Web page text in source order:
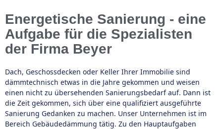
Energetische Sanierung - eine
Aufgabe für die Spezialisten
der Firma Beyer
Dach, Geschossdecken oder Keller Ihrer Immobilie sind
dämmtechnisch etwas in die Jahre gekommen und weisen
einen nicht zu übersehenden Sanierungsbedarf auf. Dann ist
die Zeit gekommen, sich über eine qualifiziert ausgeführte
Sanierung Gedanken zu machen. Unser Unternehmen ist im
Bereich Gebäudedämmung tätig. Zu den Hauptaufgaben